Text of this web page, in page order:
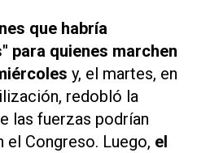
que habría
para quienes marchen
y, el martes, en
redobló la
las fuerzas podrían
el Congreso. Luego, el